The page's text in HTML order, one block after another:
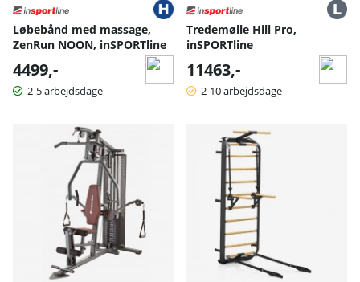
Løbebånd med massage,
ZenRun NOON, inSPORTline
4499,-
2-5 arbejdsdage
Tredemølle Hill Pro,
inSPORTline
11463,-
2-10 arbejdsdage